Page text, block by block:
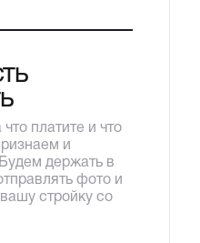
платите и что
и
держать в
фото и
стройку со